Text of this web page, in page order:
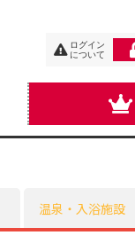
ログイン
について
温泉・入浴施設